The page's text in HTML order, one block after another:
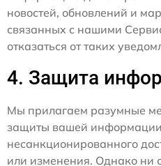
новостей, обновлений и
связанных с нашими
отказаться от таких
4. Защита
Мы прилагаем разумные
защиты вашей
несанкционированного
или изменения. Однако ни